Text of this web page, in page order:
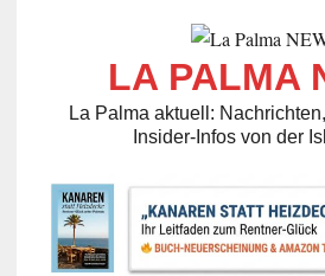
LA PALMA
La Palma aktuell:
Insider-Infos von der